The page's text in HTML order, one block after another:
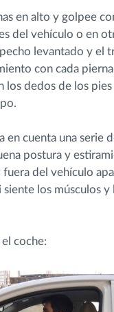
en alto y golpee
del vehículo o en
levantado y el
con cada
los dedos de los
en cuenta una serie
postura y
del vehículo
siente los músculos y
coche: